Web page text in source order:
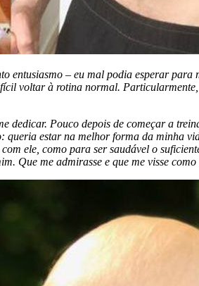
entusiasmo – eu mal podia esperar
voltar à rotina normal.
Pouco depois de começar a
estar na melhor forma da minha
ele, como para ser saudável o
Que me admirasse e que me visse